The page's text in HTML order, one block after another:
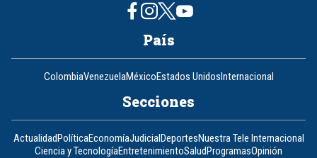
País
ColombiaVenezuelaMéxicoEstados UnidosInternacional
Secciones
ActualidadPolíticaEconomíaJudicialDeportesNuestra Tele Internacional
Ciencia y TecnologíaEntretenimientoSaludProgramasOpinión